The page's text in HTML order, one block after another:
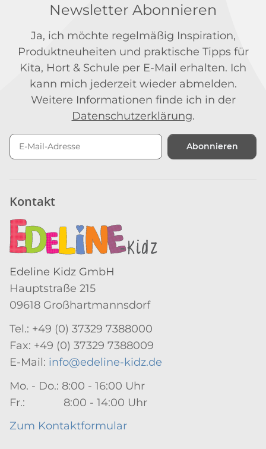
Newsletter Abonnieren
Ja, ich möchte regelmäßig Inspiration,
Produktneuheiten und praktische Tipps für
Kita, Hort & Schule per E-Mail erhalten. Ich
kann mich jederzeit wieder abmelden.
Weitere Informationen finde ich in der
Datenschutzerklärung.
Abonnieren
Kontakt
Edeline Kidz GmbH
Hauptstraße 215
09618 Großhartmannsdorf
Tel.: +49 (0) 37329 7388000
Fax: +49 (0) 37329 7388009
E-Mail: info@edeline-kidz.de
Mo. - Do.: 8:00 - 16:00 Uhr
Fr.: 8:00 - 14:00 Uhr
Zum Kontaktformular